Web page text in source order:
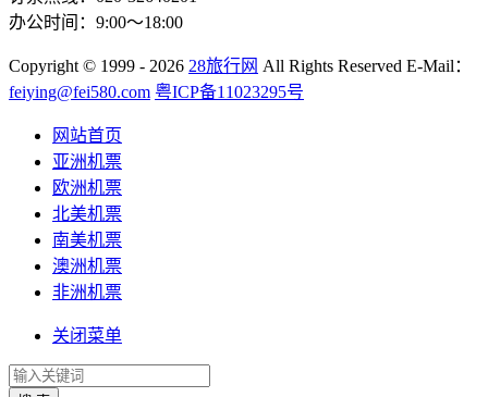
办公时间：9:00～18:00
Copyright © 1999 - 2026 28旅行网 All Rights Reserved E-Mail：
feiying@fei580.com 粤ICP备11023295号
网站首页
亚洲机票
欧洲机票
北美机票
南美机票
澳洲机票
非洲机票
关闭菜单